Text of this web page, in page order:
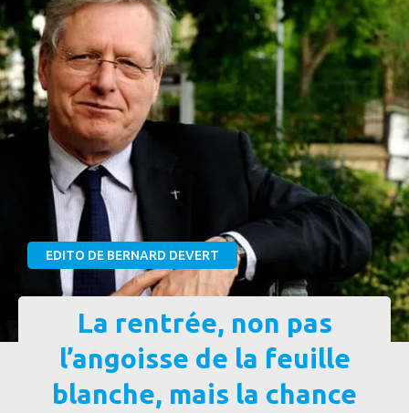
EDITO DE BERNARD DEVERT
La rentrée, non pas
l’angoisse de la feuille
blanche, mais la chance